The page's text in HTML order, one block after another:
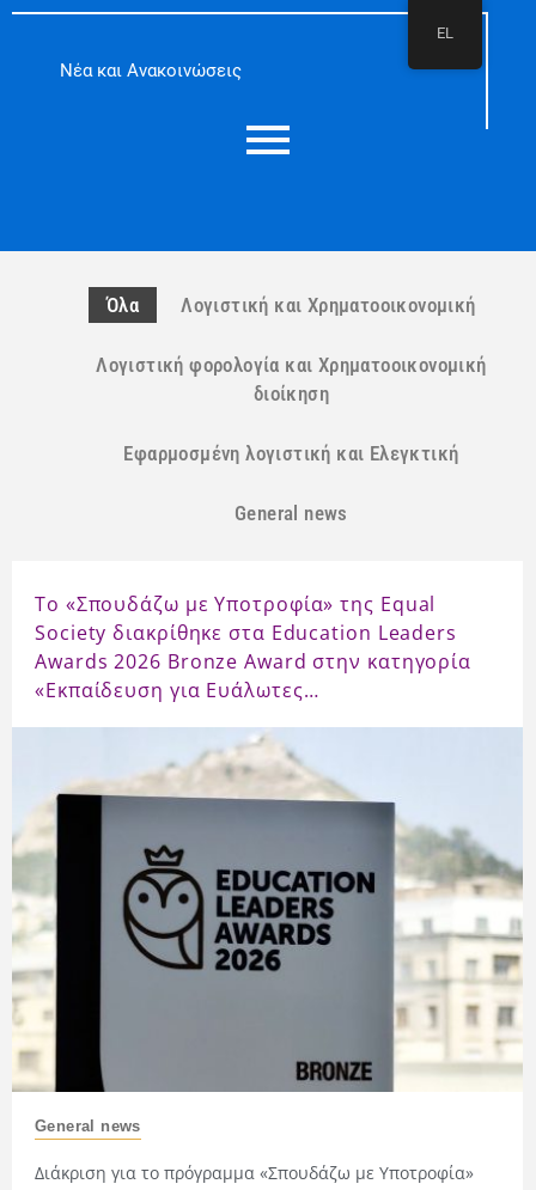
Μετάβαση
περιεχόμενοΝέα και Ανακοινώσεις
Όλα Λογιστική και Χρηματοοικονομική
Λογιστική φορολογία και Χρηματοοικονομική
διοίκηση
Εφαρμοσμένη λογιστική και Ελεγκτική
General news
Το «Σπουδάζω με Υποτροφία» της Equal
Society διακρίθηκε στα Education Leaders
Awards 2026 Bronze Award στην κατηγορία
«Εκπαίδευση για Ευάλωτες…
General news
Διάκριση για το πρόγραμμα «Σπουδάζω με Υποτροφία»
EL